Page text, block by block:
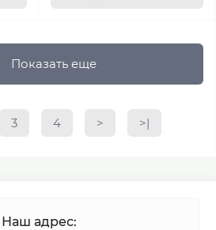
Показать еще
3 4 > >|
Наш адрес: